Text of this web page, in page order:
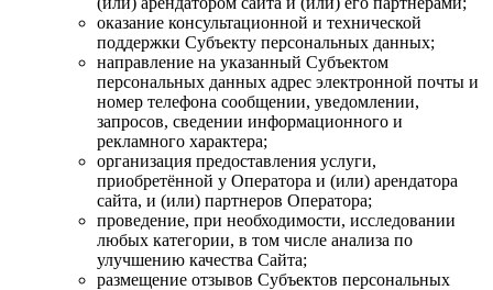
оказание консультационной и технической
поддержки Субъекту персональных данных;
направление на указанный Субъектом
персональных данных адрес электронной почты и
номер телефона сообщении, уведомлении,
запросов, сведении информационного и
рекламного характера;
организация предоставления услуги,
приобретённой у Оператора и (или) арендатора
сайта, и (или) партнеров Оператора;
проведение, при необходимости, исследовании
любых категории, в том числе анализа по
улучшению качества Сайта;
размещение отзывов Субъектов персональных